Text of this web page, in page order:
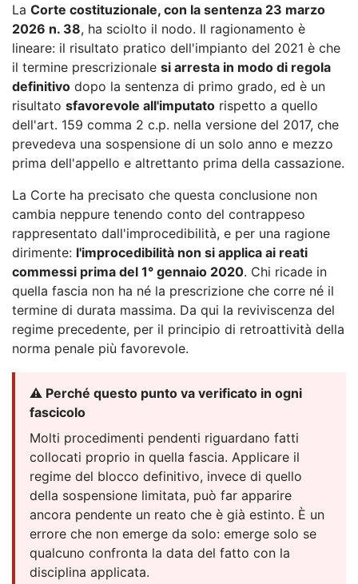
La Corte costituzionale, con la sentenza 23 marzo
2026 n. 38, ha sciolto il nodo. Il ragionamento è
lineare: il risultato pratico dell'impianto del 2021 è che
il termine prescrizionale si arresta in modo di regola
definitivo dopo la sentenza di primo grado, ed è un
risultato sfavorevole all'imputato rispetto a quello
dell'art. 159 comma 2 c.p. nella versione del 2017, che
prevedeva una sospensione di un solo anno e mezzo
prima dell'appello e altrettanto prima della cassazione.
La Corte ha precisato che questa conclusione non
cambia neppure tenendo conto del contrappeso
rappresentato dall'improcedibilità, e per una ragione
dirimente: l'improcedibilità non si applica ai reati
commessi prima del 1° gennaio 2020. Chi ricade in
quella fascia non ha né la prescrizione che corre né il
termine di durata massima. Da qui la reviviscenza del
regime precedente, per il principio di retroattività della
norma penale più favorevole.
⚠️ Perché questo punto va verificato in ogni
fascicolo
Molti procedimenti pendenti riguardano fatti
collocati proprio in quella fascia. Applicare il
regime del blocco definitivo, invece di quello
della sospensione limitata, può far apparire
ancora pendente un reato che è già estinto. È un
errore che non emerge da solo: emerge solo se
qualcuno confronta la data del fatto con la
disciplina applicata.